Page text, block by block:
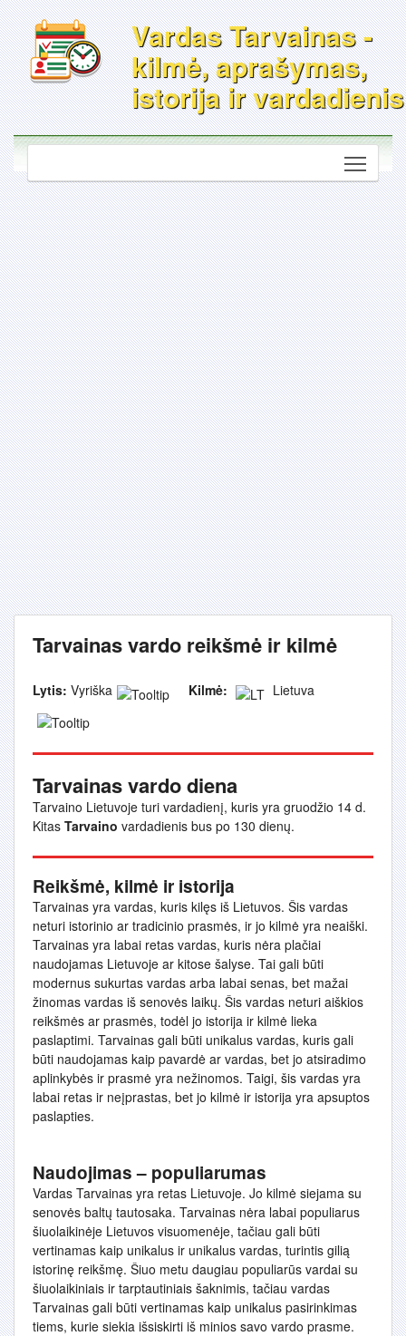
Vardas Tarvainas -
kilmė, aprašymas,
istorija ir vardadienis
Tarvainas vardo reikšmė ir kilmė
Lytis: Vyriška Kilmė: Lietuva
Tarvainas vardo diena
Tarvaino Lietuvoje turi vardadienį, kuris yra gruodžio 14 d.
Kitas Tarvaino vardadienis bus po 130 dienų.
Reikšmė, kilmė ir istorija
Tarvainas yra vardas, kuris kilęs iš Lietuvos. Šis vardas
neturi istorinio ar tradicinio prasmės, ir jo kilmė yra neaiški.
Tarvainas yra labai retas vardas, kuris nėra plačiai
naudojamas Lietuvoje ar kitose šalyse. Tai gali būti
modernus sukurtas vardas arba labai senas, bet mažai
žinomas vardas iš senovės laikų. Šis vardas neturi aiškios
reikšmės ar prasmės, todėl jo istorija ir kilmė lieka
paslaptimi. Tarvainas gali būti unikalus vardas, kuris gali
būti naudojamas kaip pavardė ar vardas, bet jo atsiradimo
aplinkybės ir prasmė yra nežinomos. Taigi, šis vardas yra
labai retas ir neįprastas, bet jo kilmė ir istorija yra apsuptos
paslapties.
Naudojimas – populiarumas
Vardas Tarvainas yra retas Lietuvoje. Jo kilmė siejama su
senovės baltų tautosaka. Tarvainas nėra labai populiarus
šiuolaikinėje Lietuvos visuomenėje, tačiau gali būti
vertinamas kaip unikalus ir unikalus vardas, turintis gilią
istorinę reikšmę. Šiuo metu daugiau populiarūs vardai su
šiuolaikiniais ir tarptautiniais šaknimis, tačiau vardas
Tarvainas gali būti vertinamas kaip unikalus pasirinkimas
tiems, kurie siekia išsiskirti iš minios savo vardo prasme.